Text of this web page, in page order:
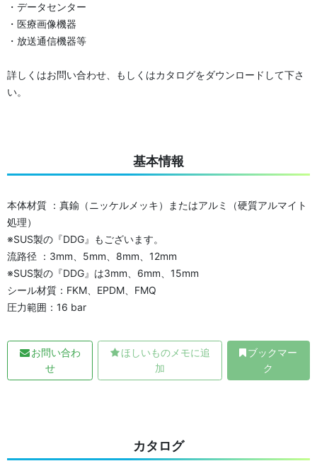
・データセンター
・医療画像機器
・放送通信機器等
詳しくはお問い合わせ、もしくはカタログをダウンロードして下さ
い。
基本情報
本体材質 ：真鍮（ニッケルメッキ）またはアルミ（硬質アルマイト
処理）
※SUS製の『DDG』もございます。
流路径 ：3mm、5mm、8mm、12mm
※SUS製の『DDG』は3mm、6mm、15mm
シール材質：FKM、EPDM、FMQ
圧力範囲：16 bar
お問い合わ
せ
ほしいものメモに追
加
ブックマー
ク
カタログ